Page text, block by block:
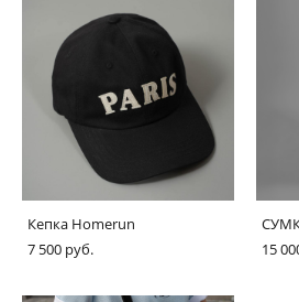
Кепка Homerun
7 500 pуб.
15